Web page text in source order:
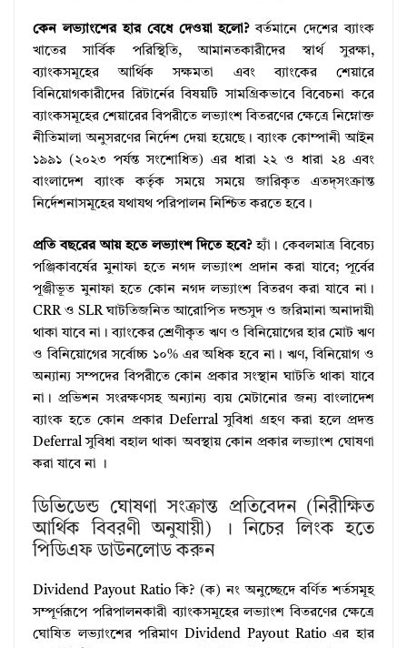
কেন লভ্যাংশের হার বেধে দেওয়া হলো?বর্তমানে দেশের ব্যাংক
খাতের সার্বিক পরিস্থিতি, আমানতকারীদের স্বার্থ সুরক্ষা,
ব্যাংকসমূহের আর্থিক সক্ষমতা এবং ব্যাংকের শেয়ারে
বিনিয়োগকারীদের রিটার্নের বিষয়টি সামগ্রিকভাবে বিবেচনা করে
ব্যাংকসমূহের শেয়ারের বিপরীতে লভ্যাংশ বিতরণের ক্ষেত্রে নিম্নোক্ত
নীতিমালা অনুসরণের নির্দেশ দেয়া হয়েছে। ব্যাংক কোম্পানী আইন
১৯৯১ (২০২৩ পর্যন্ত সংশোধিত) এর ধারা ২২ ও ধারা ২৪ এবং
বাংলাদেশ ব্যাংক কর্তৃক সময়ে সময়ে জারিকৃত এতদ্‌সংক্রান্ত
নির্দেশনাসমূহের যথাযথ পরিপালন নিশ্চিত করতে হবে।
প্রতি বছরের আয় হতে লভ্যাংশ দিতে হবে?হ্যাঁ। কেবলমাত্র বিবেচ্য
পঞ্জিকাবর্ষের মুনাফা হতে নগদ লভ্যাংশ প্রদান করা যাবে; পূর্বের
পূঞ্জীভূত মুনাফা হতে কোন নগদ লভ্যাংশ বিতরণ করা যাবে না।
CRR ও SLR ঘাটতিজনিত আরোপিত দন্ডসুদ ও জরিমানা অনাদায়ী
থাকা যাবে না। ব্যাংকের শ্রেণীকৃত ঋণ ও বিনিয়োগের হার মোট ঋণ
ও বিনিয়োগের সর্বোচ্চ ১০% এর অধিক হবে না। ঋণ, বিনিয়োগ ও
অন্যান্য সম্পদের বিপরীতে কোন প্রকার সংস্থান ঘাটতি থাকা যাবে
না। প্রভিশন সংরক্ষণসহ অন্যান্য ব্যয় মেটানোর জন্য বাংলাদেশ
ব্যাংক হতে কোন প্রকার Deferral সুবিধা গ্রহণ করা হলে প্রদত্ত
Deferral সুবিধা বহাল থাকা অবস্থায় কোন প্রকার লভ্যাংশ ঘোষণা
করা যাবে না ।
ডিভিডেন্ড ঘোষণা সংক্রান্ত প্রতিবেদন (নিরীক্ষিত
আর্থিক বিবরণী অনুযায়ী) । নিচের লিংক হতে
পিডিএফ ডাউনলোড করুন
Dividend Payout Ratio কি? (ক) নং অনুচ্ছেদে বর্ণিত শর্তসমূহ
সম্পূর্ণরূপে পরিপালনকারী ব্যাংকসমূহের লভ্যাংশ বিতরণের ক্ষেত্রে
ঘোষিত লভ্যাংশের পরিমাণ Dividend Payout Ratio এর হার